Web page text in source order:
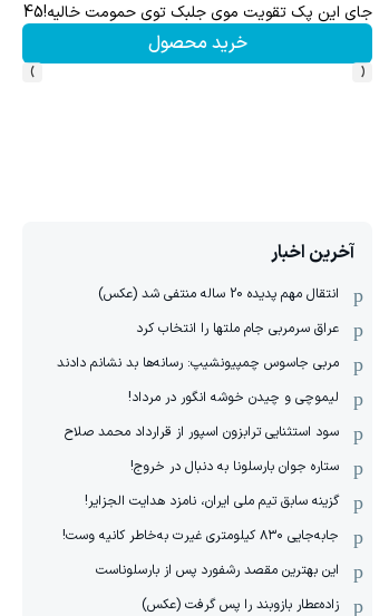
۱ میلیارد اعتبار خرید طلا | بدون ضامن و چک
کلیک کن!
‹
›
آخرین اخبار
انتقال مهم پدیده 20 ساله منتفی شد (عکس)
عراق سرمربی جام ملتها را انتخاب کرد
مربی جاسوس چمپیونشیپ: رسانه‌ها بد نشانم دادند
لیموچی و چیدن خوشه انگور در مرداد!
سود استثنایی ترابزون اسپور از قرارداد محمد صلاح
ستاره جوان بارسلونا به دنبال در خروج!
گزینه سابق تیم ملی ایران، نامزد هدایت الجزایر!
جابه‌جایی ۸۳۰ کیلومتری غیرت به‌خاطر کانیه وست!
این بهترین مقصد رشفورد پس از بارسلوناست
زاده‌عطار بازوبند را پس گرفت (عکس)